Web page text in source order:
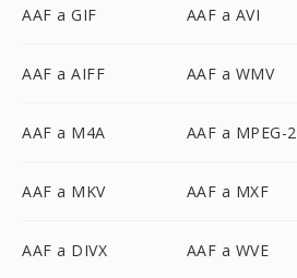
AAF a GIF AAF a AVI
AAF a AIFF AAF a WMV
AAF a M4A AAF a MPEG-2
AAF a MKV AAF a MXF
AAF a DIVX AAF a WVE